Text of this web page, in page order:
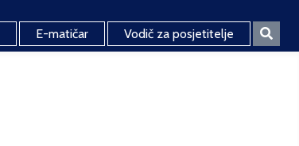
E-matičar Vodič za posjetitelje